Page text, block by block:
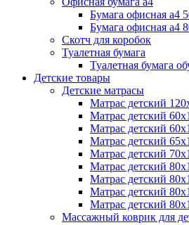
Бумага офисная а4
Бумага офисная а4
Скотч для коробок
Туалетная бумага
Туалетная бумага
Детские товары
Детские матрасы
Матрас детский
Матрас детский
Матрас детский
Матрас детский
Матрас детский
Матрас детский
Матрас детский
Матрас детский
Матрас детский
Массажный коврик для